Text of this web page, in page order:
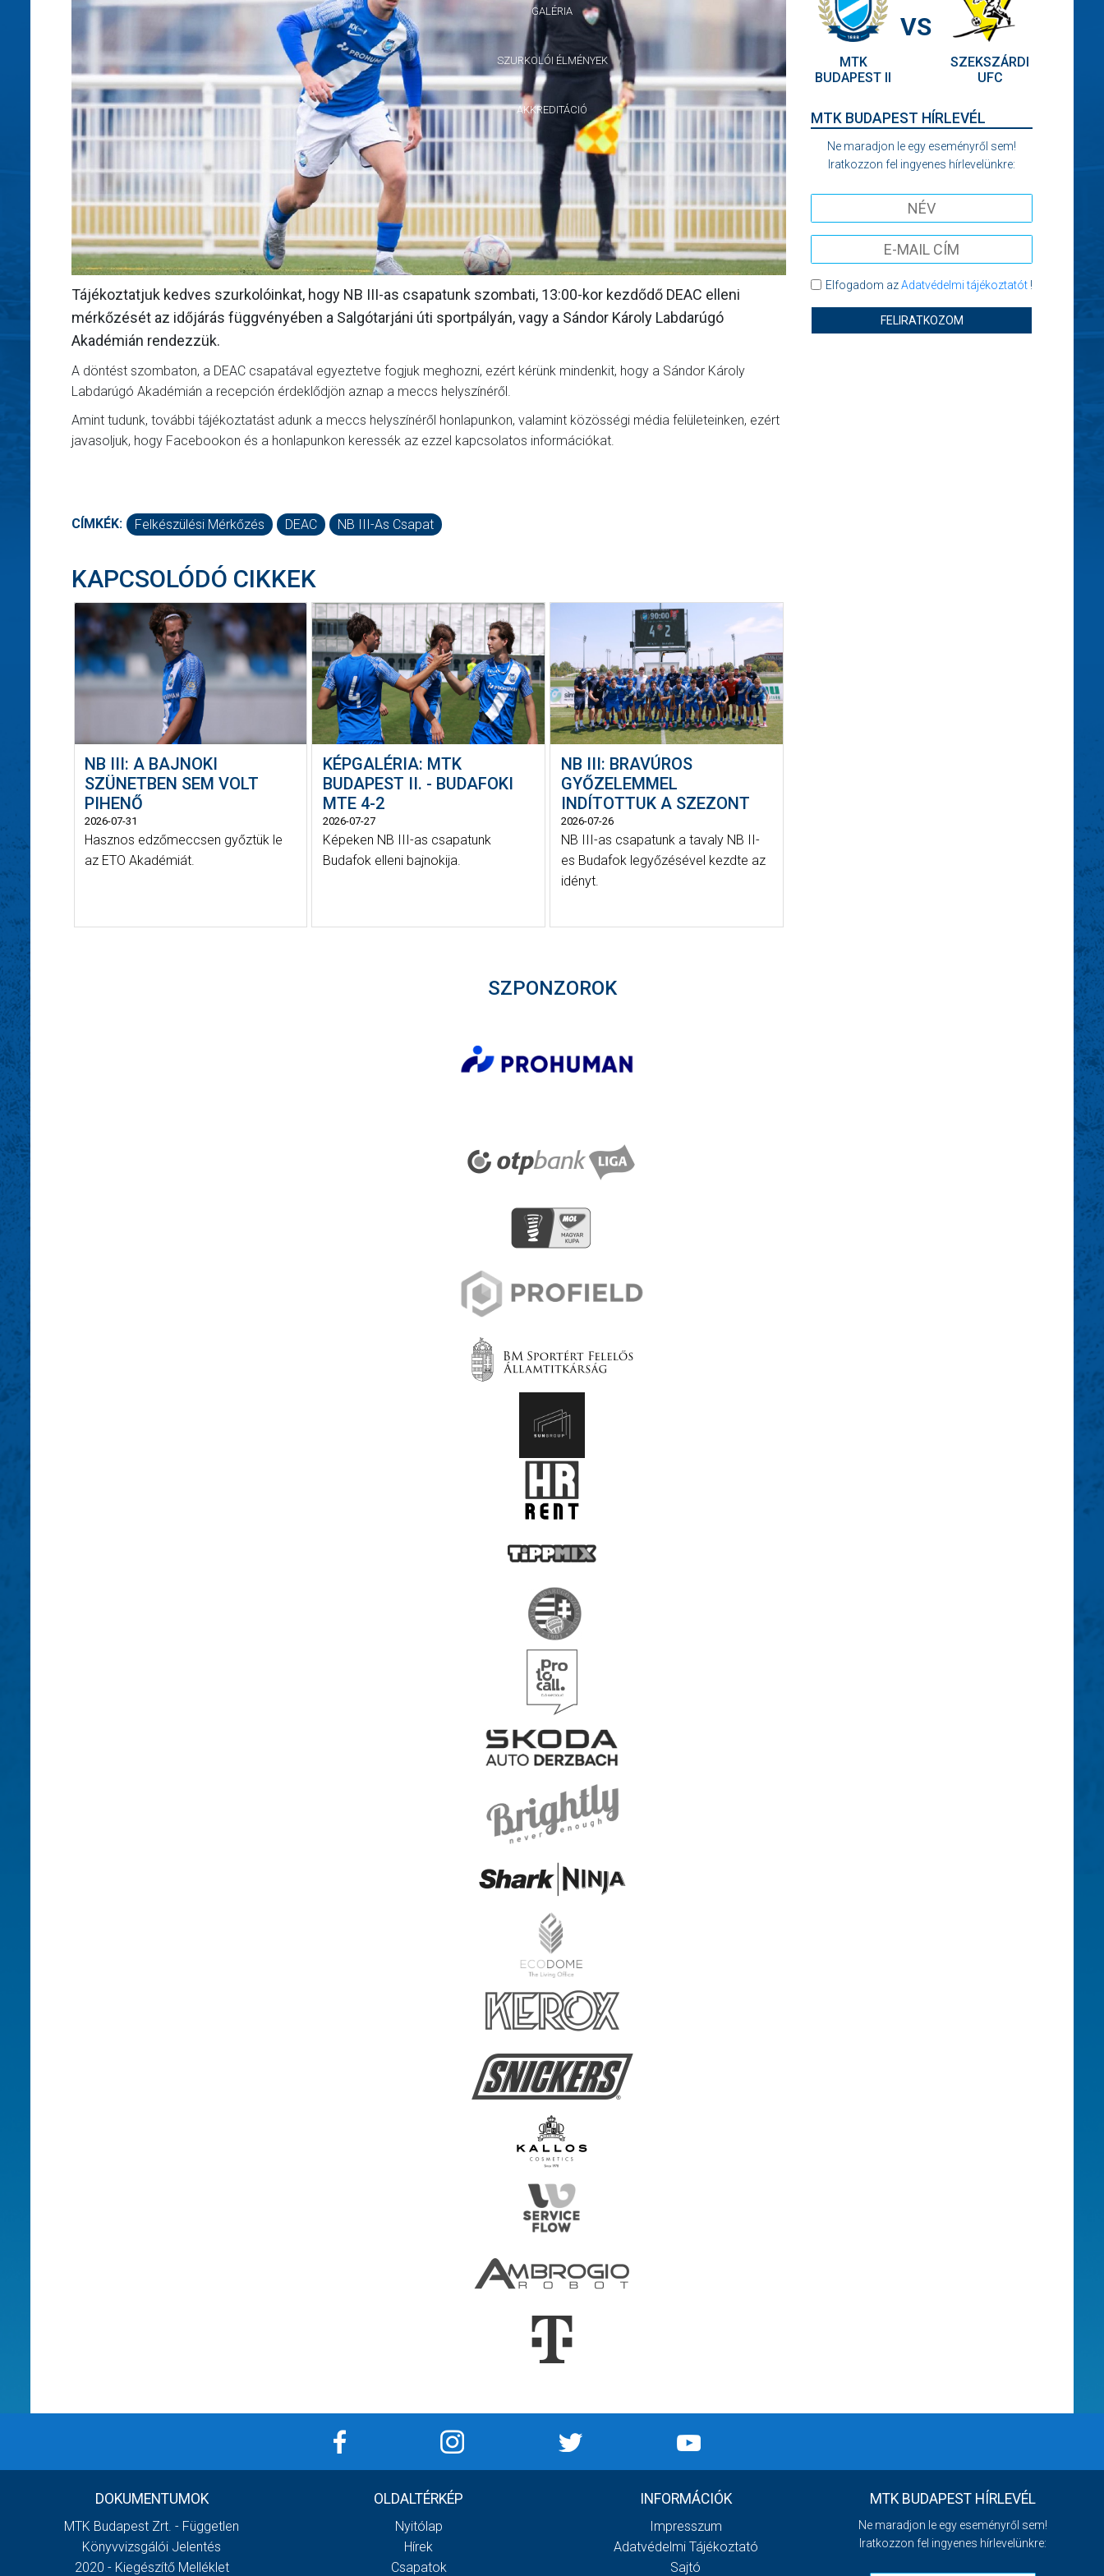
GALÉRIA
SZURKOLÓI ÉLMÉNYEK
AKKREDITÁCIÓ
Tájékoztatjuk kedves szurkolóinkat, hogy NB III-as csapatunk szombati, 13:00-kor kezdődő DEAC elleni
mérkőzését az időjárás függvényében a Salgótarjáni úti sportpályán, vagy a Sándor Károly Labdarúgó
Akadémián rendezzük.
A döntést szombaton, a DEAC csapatával egyeztetve fogjuk meghozni, ezért kérünk mindenkit, hogy a Sándor Károly
Labdarúgó Akadémián a recepción érdeklődjön aznap a meccs helyszínéről.
Amint tudunk, további tájékoztatást adunk a meccs helyszínéről honlapunkon, valamint közösségi média felületeinken, ezért
javasoljuk, hogy Facebookon és a honlapunkon keressék az ezzel kapcsolatos információkat.
CÍMKÉK: Felkészülési Mérkőzés DEAC NB III-As Csapat
KAPCSOLÓDÓ CIKKEK
NB III: A BAJNOKI
SZÜNETBEN SEM VOLT
PIHENŐ
2026-07-31
Hasznos edzőmeccsen győztük le
az ETO Akadémiát.
KÉPGALÉRIA: MTK
BUDAPEST II. - BUDAFOKI
MTE 4-2
2026-07-27
Képeken NB III-as csapatunk
Budafok elleni bajnokija.
NB III: BRAVÚROS
GYŐZELEMMEL
INDÍTOTTUK A SZEZONT
2026-07-26
NB III-as csapatunk a tavaly NB II-
es Budafok legyőzésével kezdte az
idényt.
MTK
BUDAPEST II
VS
SZEKSZÁRDI
UFC
MTK BUDAPEST HÍRLEVÉL
Ne maradjon le egy eseményről sem!
Iratkozzon fel ingyenes hírlevelünkre:
Elfogadom azAdatvédelmi tájékoztatót!
FELIRATKOZOM
SZPONZOROK
DOKUMENTUMOK
MTK Budapest Zrt. - Független
Könyvvizsgálói Jelentés
2020 - Kiegészítő Melléklet
OLDALTÉRKÉP
Nyitólap
Hírek
Csapatok
INFORMÁCIÓK
Impresszum
Adatvédelmi Tájékoztató
Sajtó
MTK BUDAPEST HÍRLEVÉL
Ne maradjon le egy eseményről sem!
Iratkozzon fel ingyenes hírlevelünkre: